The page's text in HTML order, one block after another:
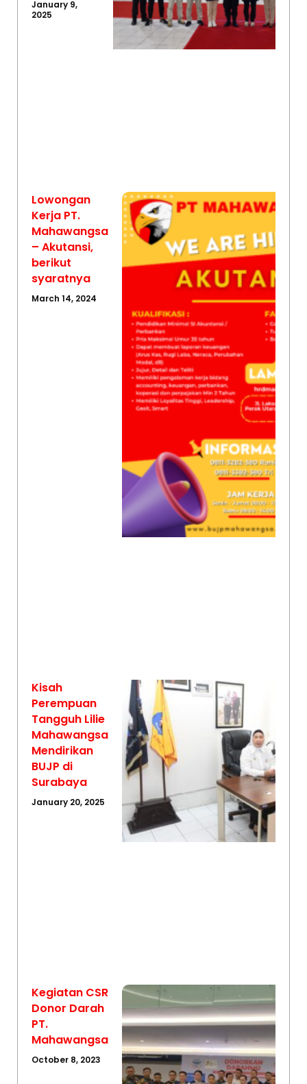
January 9,
2025
Lowongan
Kerja PT.
Mahawangsa
– Akutansi,
berikut
syaratnya
March 14, 2024
Kisah
Perempuan
Tangguh Lilie
Mahawangsa
Mendirikan
BUJP di
Surabaya
January 20, 2025
Kegiatan CSR
Donor Darah
PT.
Mahawangsa
October 8, 2023